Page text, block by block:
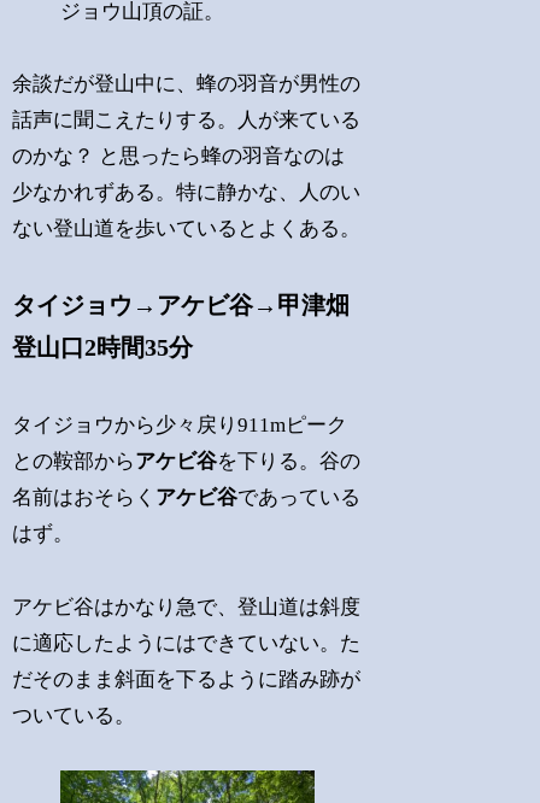
ジョウ山頂の証。
余談だが登山中に、蜂の羽音が男性の
話声に聞こえたりする。人が来ている
のかな？ と思ったら蜂の羽音なのは
少なかれずある。特に静かな、人のい
ない登山道を歩いているとよくある。
タイジョウ→アケビ谷→甲津畑
登山口2時間35分
タイジョウから少々戻り911mピーク
との鞍部からアケビ谷を下りる。谷の
名前はおそらく アケビ谷であっている
はず。
アケビ谷はかなり急で、登山道は斜度
に適応したようにはできていない。た
だそのまま斜面を下るように踏み跡が
ついている。